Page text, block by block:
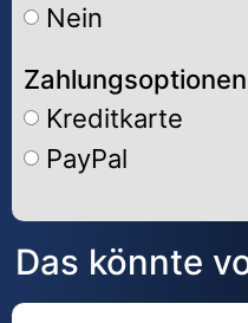
Nein
Zahlungsoptionen
Kreditkarte
PayPal
Alternative:
Das könnte